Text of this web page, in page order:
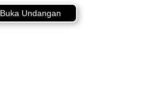
Buka Undangan